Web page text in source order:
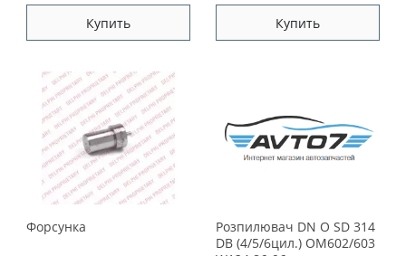
Mercedes
Mini
Mitsubishi
Nissan
Opel
Купить Купить
Форсунка
Розпилювач DN O SD 314
DB (4/5/6цил.) OM602/603